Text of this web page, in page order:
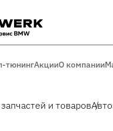
тюнингАкцииО компании
и товаров